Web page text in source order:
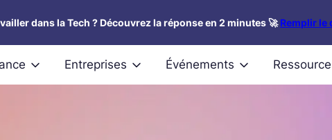
dans la Tech ? Découvrez la réponse en 2 minutes 🚀Remplir le
Entreprises Événements